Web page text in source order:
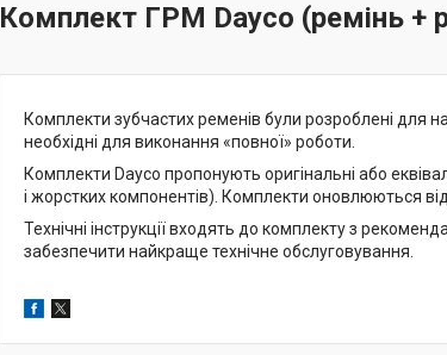
Комплект ГРМ Dayco (ремінь +
Комплекти зубчастих ременів були розроблені для
необхідні для виконання «повної» роботи.
Комплекти Dayco пропонують оригінальні або
і жорстких компонентів). Комплекти оновлюються
Технічні інструкції входять до комплекту з
забезпечити найкраще технічне обслуговування.